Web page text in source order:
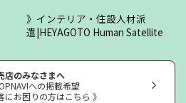
インテリア・住設人材派
遣|HEYAGOTO Human Satellite
店のみなさまへ
への掲載希望
にお困りの方はこちら 》